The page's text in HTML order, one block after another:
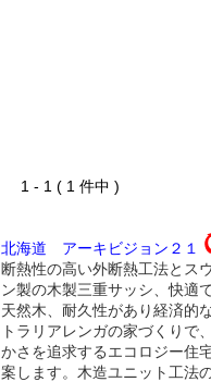
1 - 1 ( 1 件中 )
北海道 アーキビジョン２１
断熱性の高い外断熱工法とス
ン製の木製三重サッシ、快適
天然木、耐久性があり経済的
トラリアレンガの家づくりで
かさを追求するエコロジー住
案します。木造ユニット工法